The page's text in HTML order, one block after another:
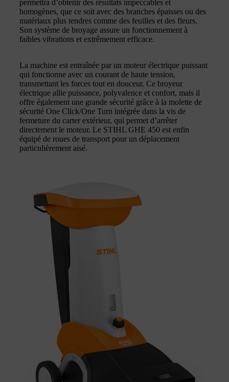
permettra d’obtenir des résultats impeccables et
homogènes, que ce soit avec des branches épaisses ou des
matériaux plus tendres comme des feuilles et des fleurs.
Son système de broyage assure un fonctionnement à
faibles vibrations et extrêmement efficace.
La machine est entraînée par un moteur électrique puissant
qui fonctionne avec un courant de haute tension,
transmettant les forces tout en douceur. Ce broyeur
électrique allie puissance, polyvalence et confort, mais il
offre également une grande sécurité grâce à la molette de
sécurité One Click/One Turn intégrée dans la vis de
fermeture du carter extérieur, qui permet d’arrêter
directement le moteur. Le STIHL GHE 450 est enfin
équipé de roues de transport pour un déplacement
particulièrement aisé.